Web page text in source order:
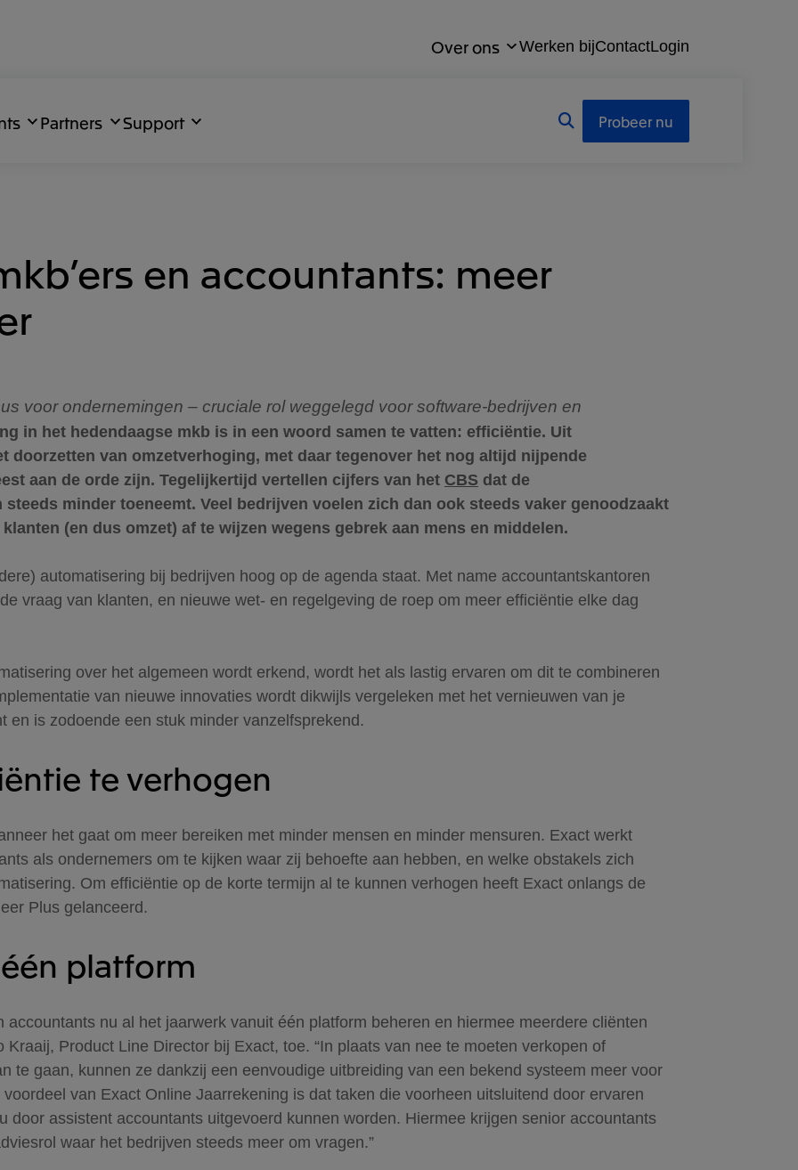
Partners Support Probeer nu
Over ons Werken bijContactLogin
en accountants: meer
voor ondernemingen – cruciale rol weggelegd voor software-bedrijven en
in het hedendaagse mkb is in een woord samen te vatten: efficiëntie. Uit
doorzetten van omzetverhoging, met daar tegenover het nog altijd nijpende
aan de orde zijn. Tegelijkertijd vertellen cijfers van het CBS dat de
minder toeneemt. Veel bedrijven voelen zich dan ook steeds vaker genoodzaakt
(en dus omzet) af te wijzen wegens gebrek aan mens en middelen.
automatisering bij bedrijven hoog op de agenda staat. Met name accountantskantoren
vraag van klanten, en nieuwe wet- en regelgeving de roep om meer efficiëntie elke dag
over het algemeen wordt erkend, wordt het als lastig ervaren om dit te combineren
van nieuwe innovaties wordt dikwijls vergeleken met het vernieuwen van je
en is zodoende een stuk minder vanzelfsprekend.
te verhogen
het gaat om meer bereiken met minder mensen en minder mensuren. Exact werkt
als ondernemers om te kijken waar zij behoefte aan hebben, en welke obstakels zich
Om efficiëntie op de korte termijn al te kunnen verhogen heeft Exact onlangs de
Plus gelanceerd.
platform
accountants nu al het jaarwerk vanuit één platform beheren en hiermee meerdere cliënten
Kraaij, Product Line Director bij Exact, toe. “In plaats van nee te moeten verkopen of
te gaan, kunnen ze dankzij een eenvoudige uitbreiding van een bekend systeem meer voor
van Exact Online Jaarrekening is dat taken die voorheen uitsluitend door ervaren
door assistent accountants uitgevoerd kunnen worden. Hiermee krijgen senior accountants
waar het bedrijven steeds meer om vragen.”